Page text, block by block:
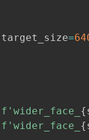
target_size=
f'wider_face_ {
f'wider_face_ {